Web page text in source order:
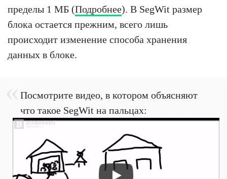
пределы 1 МБ (Подробнее). В SegWit размер
блока остается прежним, всего лишь
происходит изменение способа хранения
данных в блоке.
Посмотрите видео, в котором объясняют
что такое SegWit на пальцах: